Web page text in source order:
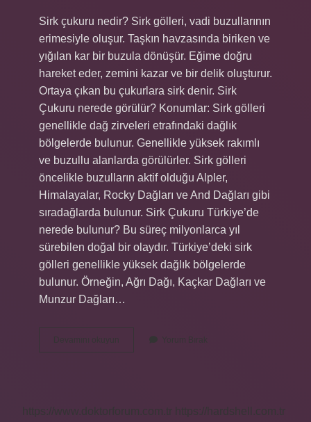
Sirk çukuru nedir? Sirk gölleri, vadi buzullarının
erimesiyle oluşur. Taşkın havzasında biriken ve
yığılan kar bir buzula dönüşür. Eğime doğru
hareket eder, zemini kazar ve bir delik oluşturur.
Ortaya çıkan bu çukurlara sirk denir. Sirk
Çukuru nerede görülür? Konumlar: Sirk gölleri
genellikle dağ zirveleri etrafındaki dağlık
bölgelerde bulunur. Genellikle yüksek rakımlı
ve buzullu alanlarda görülürler. Sirk gölleri
öncelikle buzulların aktif olduğu Alpler,
Himalayalar, Rocky Dağları ve And Dağları gibi
sıradağlarda bulunur. Sirk Çukuru Türkiye’de
nerede bulunur? Bu süreç milyonlarca yıl
sürebilen doğal bir olaydır. Türkiye’deki sirk
gölleri genellikle yüksek dağlık bölgelerde
bulunur. Örneğin, Ağrı Dağı, Kaçkar Dağları ve
Munzur Dağları…
Devamını okuyun
Çukuru
Yorum Bırak
https://www.doktorforum.com.tr
https://hardshell.com.tr